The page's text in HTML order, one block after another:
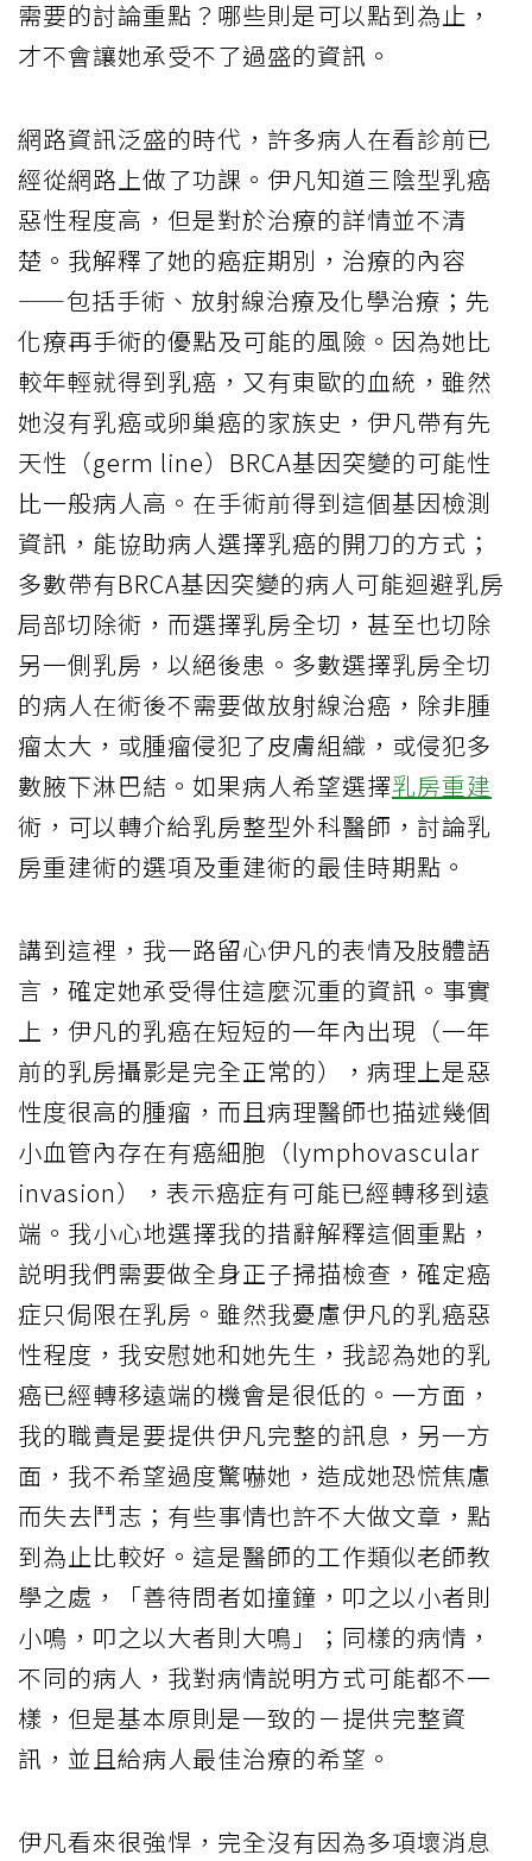
需要的討論重點？哪些則是可以點到為止，
才不會讓她承受不了過盛的資訊。
網路資訊泛盛的時代，許多病人在看診前已
經從網路上做了功課。伊凡知道三陰型乳癌
惡性程度高，但是對於治療的詳情並不清
楚。我解釋了她的癌症期別，治療的內容
——包括手術、放射線治療及化學治療；先
化療再手術的優點及可能的風險。因為她比
較年輕就得到乳癌，又有東歐的血統，雖然
她沒有乳癌或卵巢癌的家族史，伊凡帶有先
天性（germ line）BRCA基因突變的可能性
比一般病人高。在手術前得到這個基因檢測
資訊，能協助病人選擇乳癌的開刀的方式；
多數帶有BRCA基因突變的病人可能迴避乳房
局部切除術，而選擇乳房全切，甚至也切除
另一側乳房，以絕後患。多數選擇乳房全切
的病人在術後不需要做放射線治癌，除非腫
瘤太大，或腫瘤侵犯了皮膚組織，或侵犯多
數腋下淋巴結。如果病人希望選擇乳房重建
術，可以轉介給乳房整型外科醫師，討論乳
房重建術的選項及重建術的最佳時期點。
講到這裡，我一路留心伊凡的表情及肢體語
言，確定她承受得住這麼沉重的資訊。事實
上，伊凡的乳癌在短短的一年內出現（一年
前的乳房攝影是完全正常的），病理上是惡
性度很高的腫瘤，而且病理醫師也描述幾個
小血管內存在有癌細胞（lymphovascular
invasion），表示癌症有可能已經轉移到遠
端。我小心地選擇我的措辭解釋這個重點，
説明我們需要做全身正子掃描檢查，確定癌
症只侷限在乳房。雖然我憂慮伊凡的乳癌惡
性程度，我安慰她和她先生，我認為她的乳
癌已經轉移遠端的機會是很低的。一方面，
我的職責是要提供伊凡完整的訊息，另一方
面，我不希望過度驚嚇她，造成她恐慌焦慮
而失去鬥志；有些事情也許不大做文章，點
到為止比較好。這是醫師的工作類似老師教
學之處，「善待問者如撞鐘，叩之以小者則
小鳴，叩之以大者則大鳴」；同樣的病情，
不同的病人，我對病情説明方式可能都不一
樣，但是基本原則是一致的－提供完整資
訊，並且給病人最佳治療的希望。
伊凡看來很強悍，完全沒有因為多項壞消息